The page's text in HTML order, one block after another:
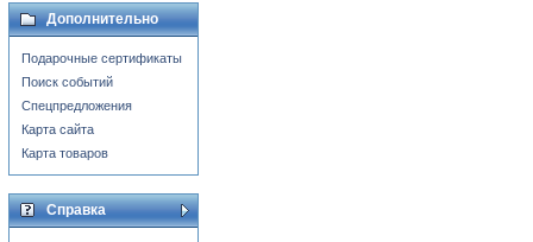
Дополнительно
Подарочные сертификаты
Поиск событий
Спецпредложения
Карта сайта
Карта товаров
Справка